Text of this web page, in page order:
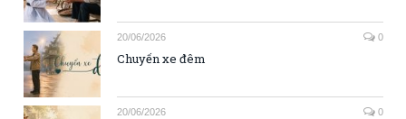
20/06/2026 0
Chuyến xe đêm
20/06/2026 0